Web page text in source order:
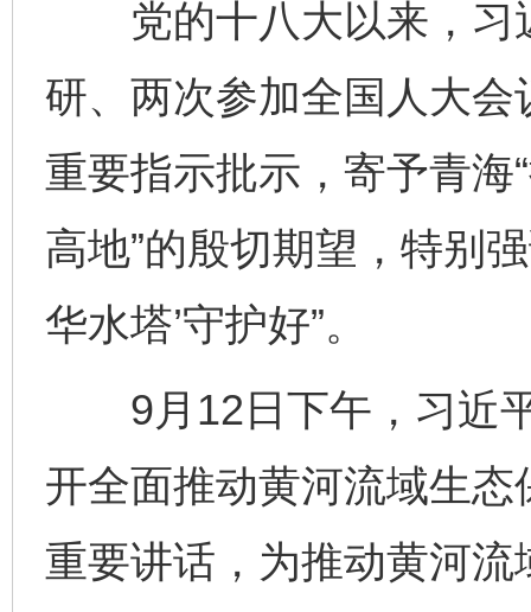
党的十八大以来，习
研、两次参加全国人大
重要指示批示，寄予青海
高地”的殷切期望，特别
华水塔’守护好”。
9月12日下午，习近平
开全面推动黄河流域生
重要讲话，为推动黄河